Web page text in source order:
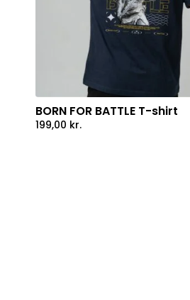
BORN FOR BATTLE T-shirt
199,00 kr.